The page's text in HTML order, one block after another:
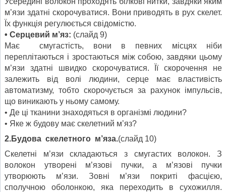
м’язи здатні скорочуватися. Вони приводять в рух скелет.
Їх функція регулюється свідомістю.
• Серцевий м’яз: (слайд 9)
Має смугастість, вони в певних місцях ніби
переплітаються і зростаються між собою, завдяки цьому
м’язи здатні швидко скорочуватися. Її скорочення не
залежить від волі людини, серце має властивість
автоматизму, тобто скорочується за рахунок імпульсів,
що виникають у ньому самому.
• Де ці тканини знаходяться в організмі людини?
• Яке ж будову має скелетний м’яз?
2.Будова скелетного м’яза.(слайд 10)
Скелетні м’язи складаються з смугастих волокон. З
волокон утворені м’язові пучки, а м’язові пучки
утворюють м’язи. Зовні м’язи покриті фасцією,
сполучною оболонкою, яка переходить в сухожилля.